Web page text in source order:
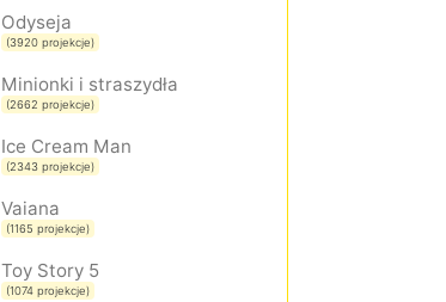
Odyseja
(3920 projekcje)
Minionki i straszydła
(2662 projekcje)
Ice Cream Man
(2343 projekcje)
Vaiana
(1165 projekcje)
Toy Story 5
(1074 projekcje)